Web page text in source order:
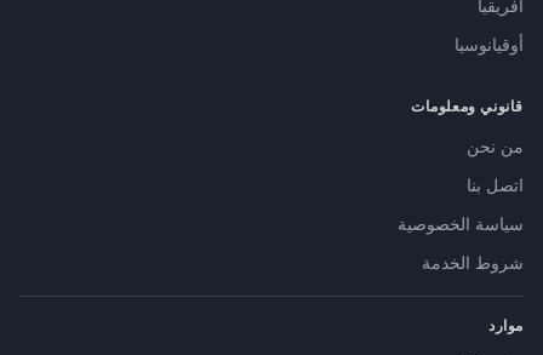
أفريقيا
أوقيانوسيا
قانوني ومعلومات
من نحن
اتصل بنا
سياسة الخصوصية
شروط الخدمة
موارد